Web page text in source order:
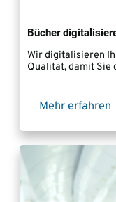
Bücher
Wir digitalisieren
Qualität, damit Sie
Mehr erfahren